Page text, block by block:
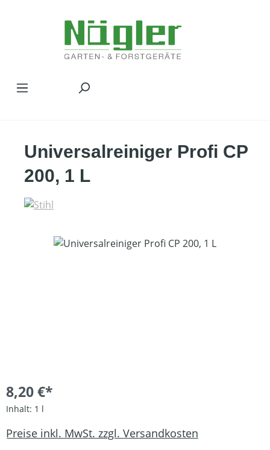
Universalreiniger Profi CP
200, 1 L
Bildergalerie überspringen
8,20 €*
Inhalt: 1 l
Preise inkl. MwSt. zzgl. Versandkosten